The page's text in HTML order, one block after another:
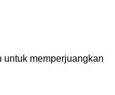
memperjuangkan